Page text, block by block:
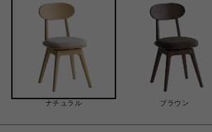
ナチュラル ブラウン